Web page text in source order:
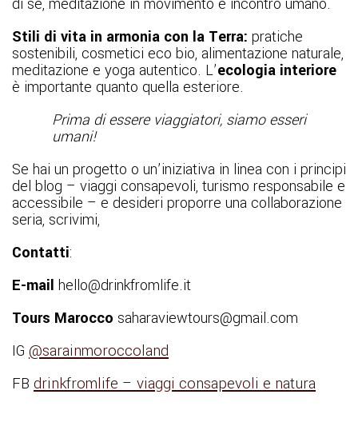
Stili di vita in armonia con la Terra: pratiche
sostenibili, cosmetici eco bio, alimentazione naturale,
meditazione e yoga autentico. L’ecologia interiore
è importante quanto quella esteriore.
Prima di essere viaggiatori, siamo esseri
umani!
Se hai un progetto o un’iniziativa in linea con i principi
del blog – viaggi consapevoli, turismo responsabile e
accessibile – e desideri proporre una collaborazione
seria, scrivimi,
Contatti:
E-mail hello@drinkfromlife.it
Tours Marocco saharaviewtours@gmail.com
IG @sarainmoroccoland
FB drinkfromlife – viaggi consapevoli e natura